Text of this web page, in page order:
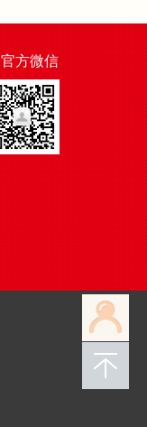
官方微信